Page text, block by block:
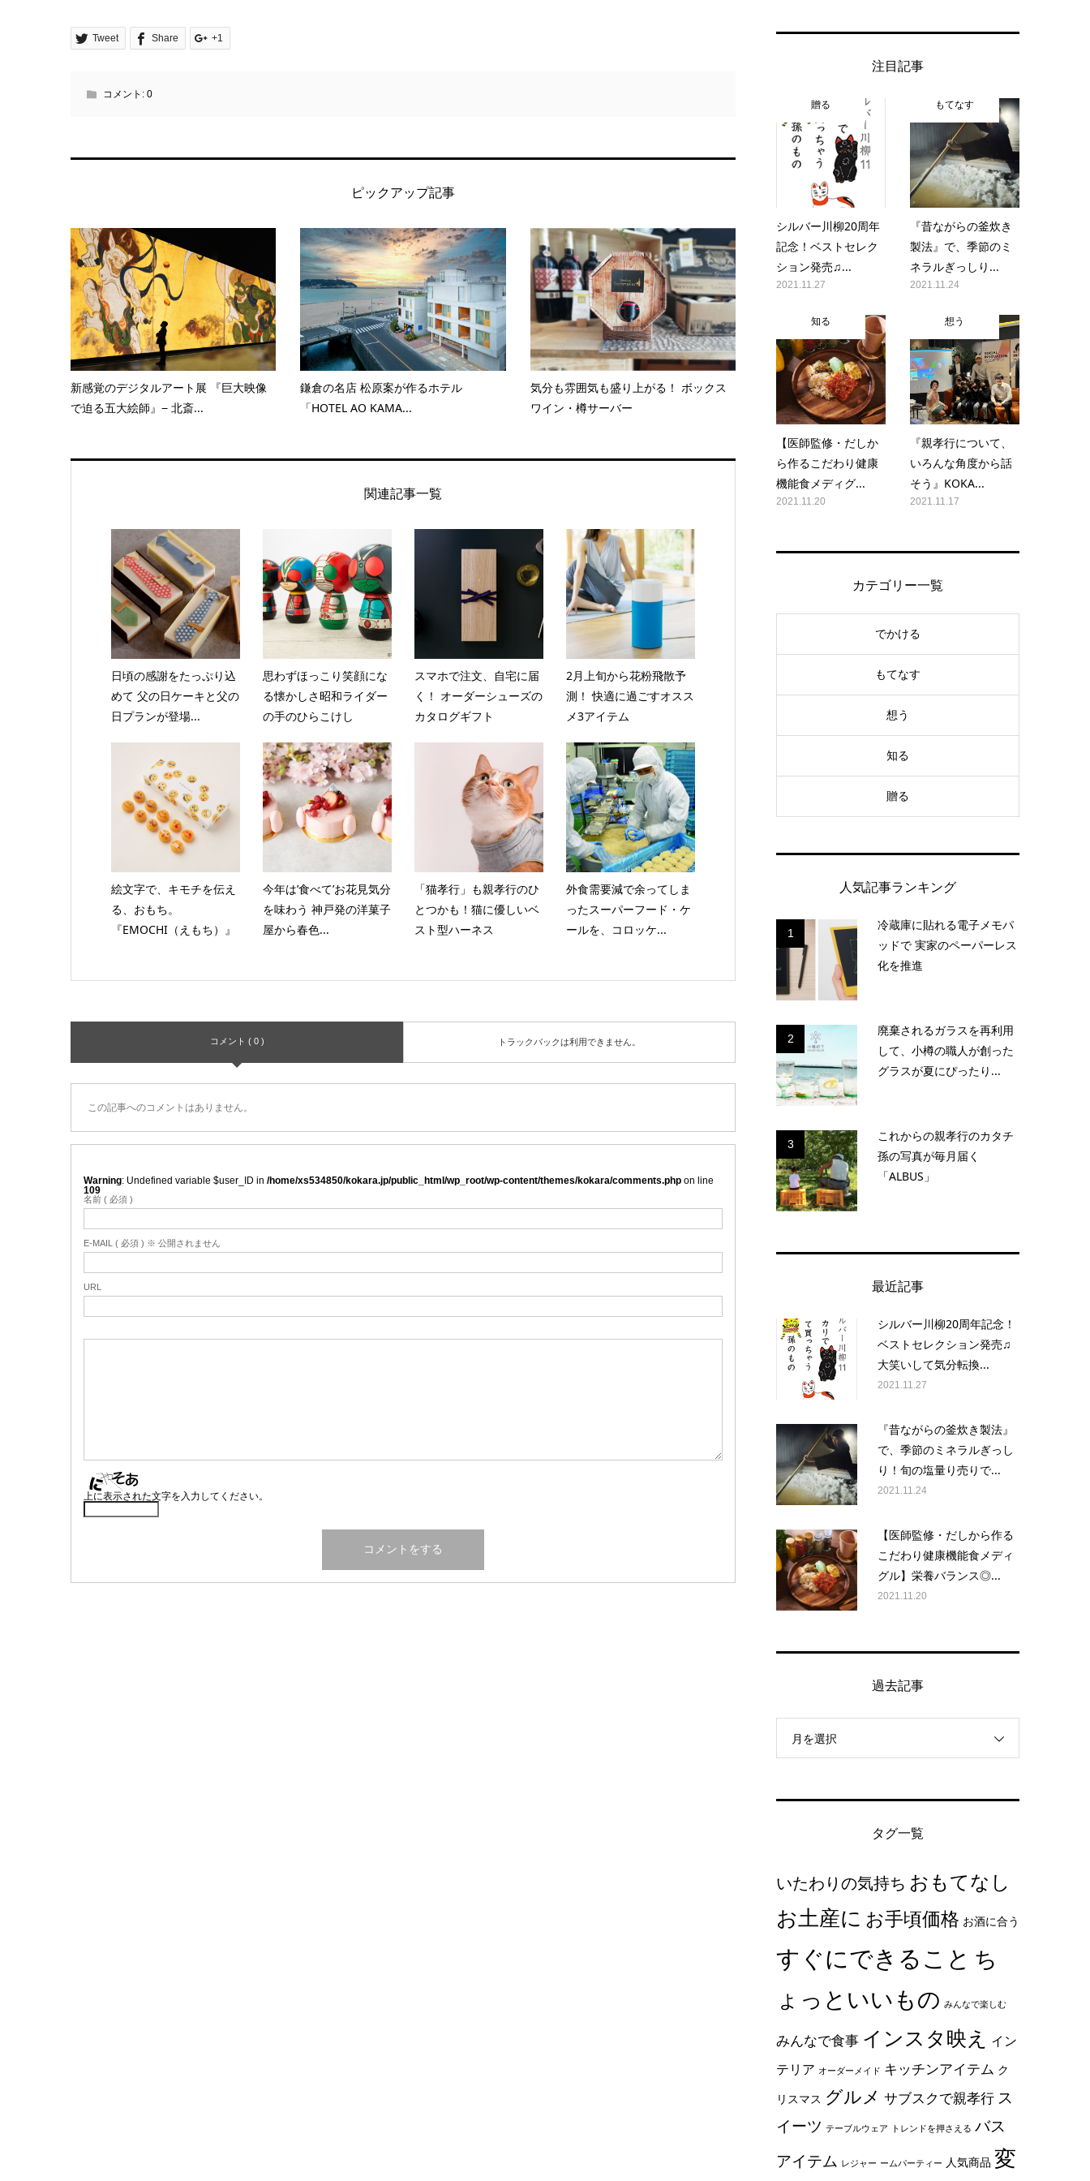
Tweet Share +1
コメント: 0
ピックアップ記事
新感覚のデジタルアート展 『巨大映像
で迫る五大絵師』− 北斎...
鎌倉の名店 松原案が作るホテル
「HOTEL AO KAMA...
気分も雰囲気も盛り上がる！ ボックス
ワイン・樽サーバー
関連記事一覧
日頃の感謝をたっぷり込
めて 父の日ケーキと父の
日プランが登場...
思わずほっこり笑顔にな
る懐かしさ昭和ライダー
の手のひらこけし
スマホで注文、自宅に届
く！ オーダーシューズの
カタログギフト
2月上旬から花粉飛散予
測！ 快適に過ごすオスス
メ3アイテム
絵文字で、キモチを伝え
る、おもち。
『EMOCHI（えもち）』
今年は’食べて’お花見気分
を味わう 神戸発の洋菓子
屋から春色...
「猫孝行」も親孝行のひ
とつかも！猫に優しいベ
スト型ハーネス
外食需要減で余ってしま
ったスーパーフード・ケ
ールを、コロッケ...
コメント ( 0 ) トラックバックは利用できません。
この記事へのコメントはありません。
Warning : Undefined variable $user_ID in /home/xs534850/kokara.jp/public_html/wp_root/wp-content/themes/kokara/comments.php on line
109
名前 ( 必須 )
E-MAIL ( 必須 ) ※ 公開されません
URL
上に表示された文字を入力してください。
注目記事
贈る
シルバー川柳20周年
記念！ベストセレク
ション発売♫...
2021.11.27
もてなす
『昔ながらの釜炊き
製法』で、季節のミ
ネラルぎっしり...
2021.11.24
知る
【医師監修・だしか
ら作るこだわり健康
機能食メディグ...
2021.11.20
想う
『親孝行について、
いろんな角度から話
そう』KOKA...
2021.11.17
カテゴリー一覧
でかける
もてなす
想う
知る
贈る
人気記事ランキング
1
冷蔵庫に貼れる電子メモパ
ッドで 実家のペーパーレス
化を推進
2
廃棄されるガラスを再利用
して、小樽の職人が創った
グラスが夏にぴったり...
3
これからの親孝行のカタチ
孫の写真が毎月届く
「ALBUS」
最近記事
シルバー川柳20周年記念！
ベストセレクション発売♫
大笑いして気分転換...
2021.11.27
『昔ながらの釜炊き製法』
で、季節のミネラルぎっし
り！旬の塩量り売りで...
2021.11.24
【医師監修・だしから作る
こだわり健康機能食メディ
グル】栄養バランス◎...
2021.11.20
過去記事
月を選択
タグ一覧
いたわりの気持ち おもてなし
お土産に お手頃価格 お酒に合う
すぐにできること ち
ょっといいもの みんなで楽しむ
みんなで食事 インスタ映え イン
テリア オーダーメイド キッチンアイテム ク
リスマス グルメ サブスクで親孝行 ス
イーツ テーブルウェア トレンドを押さえる バス
アイテム レジャー ームパーティー 人気商品 変